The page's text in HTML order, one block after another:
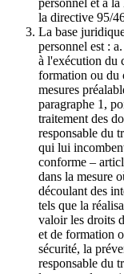
personnel et à
la directive 95/
La base
personnel est :
à l'exécution du
formation ou du
mesures
paragraphe 1,
traitement des
responsable du
qui lui
conforme –
dans la mesure
découlant des
tels que la
valoir les droits
et de formation
sécurité, la
responsable du